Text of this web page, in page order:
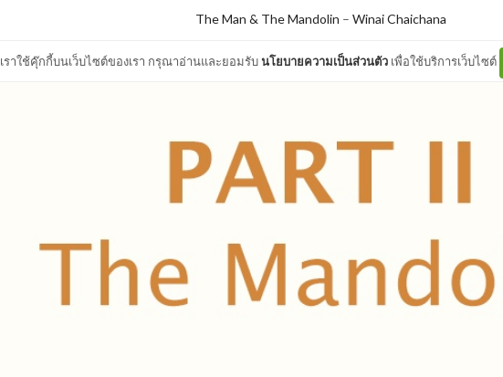
เราใช้คุ๊กกี้บนเว็บไซต์ของเรา กรุณาอ่านและยอมรับนโยบายความเป็นส่วนตัว เพื่อใช้บริการเว็บไซต์
The Man & The Mandolin – Winai Chaichana